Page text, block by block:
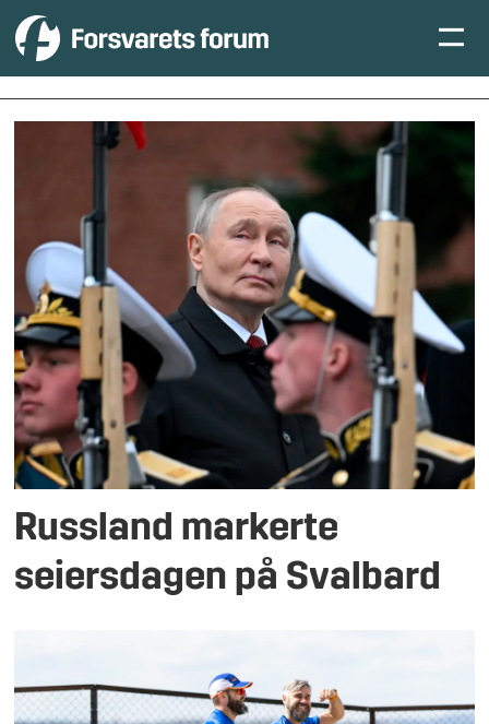
Tag:
frigjøring
Russland markerte
seiersdagen på Svalbard